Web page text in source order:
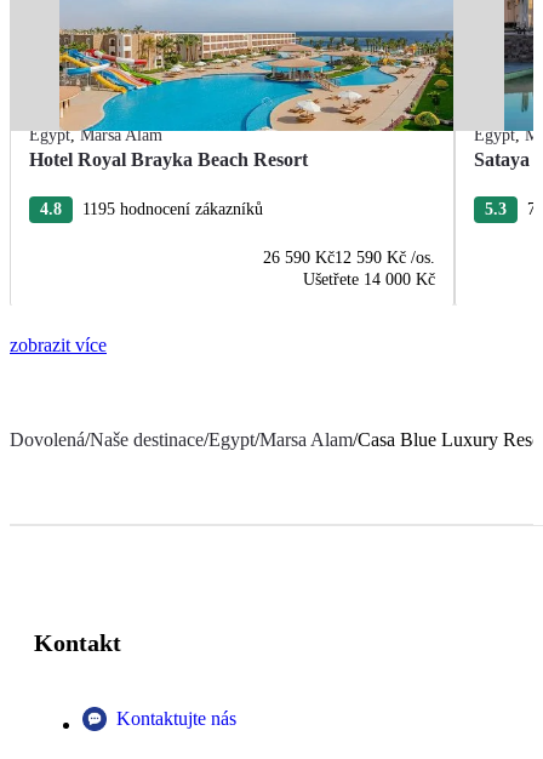
Egypt,Marsa Alam
Hotel Royal Brayka Beach Resort
4.8 1195 hodnocení zákazníků
26 590 Kč12 590 Kč /os.
Ušetřete 14 000 Kč
Egypt,
Sataya
5.3
zobrazit více
Dovolená/Naše destinace/Egypt/Marsa Alam/Casa Blue Luxury
Kontakt
Kontaktujte nás